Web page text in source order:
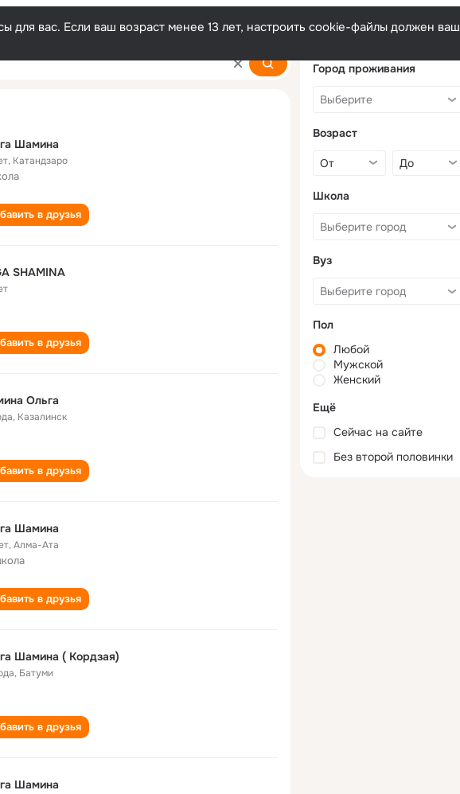
вас. Если ваш возраст менее 13 лет, настроить cookie-файлы должен ваш
Шамина
, Катандзаро
в друзья
SHAMINA
в друзья
Ольга
, Казалинск
в друзья
Шамина
,Алма-Ата
в друзья
Шамина ( Кордзая)
, Батуми
в друзья
Шамина
Город проживания
Возраст
Школа
Вуз
Пол
Любой
Мужской
Женский
Ещё
Сейчас на сайте
Без второй половинки